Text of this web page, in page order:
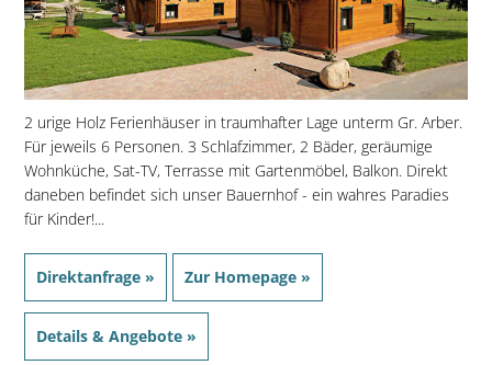
2 urige Holz Ferienhäuser in traumhafter Lage unterm Gr. Arber.
Für jeweils 6 Personen. 3 Schlafzimmer, 2 Bäder, geräumige
Wohnküche, Sat-TV, Terrasse mit Gartenmöbel, Balkon. Direkt
daneben befindet sich unser Bauernhof - ein wahres Paradies
für Kinder!...
Direktanfrage » Zur Homepage »
Details & Angebote »